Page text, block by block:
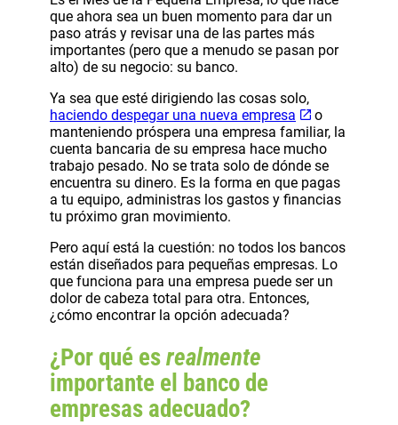
que ahora sea un buen momento para dar un
paso atrás y revisar una de las partes más
importantes (pero que a menudo se pasan por
alto) de su negocio: su banco.
Ya sea que esté dirigiendo las cosas solo,
haciendo despegar una nueva empresa
o
manteniendo próspera una empresa familiar, la
cuenta bancaria de su empresa hace mucho
trabajo pesado. No se trata solo de dónde se
encuentra su dinero. Es la forma en que pagas
a tu equipo, administras los gastos y financias
tu próximo gran movimiento.
Pero aquí está la cuestión: no todos los bancos
están diseñados para pequeñas empresas. Lo
que funciona para una empresa puede ser un
dolor de cabeza total para otra. Entonces,
¿cómo encontrar la opción adecuada?
¿Por qué esrealmente
importante el banco de
empresas adecuado?